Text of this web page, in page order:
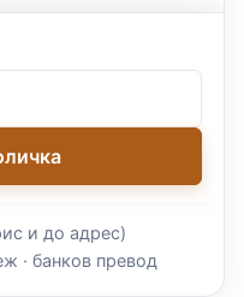
и до адрес)
· банков превод